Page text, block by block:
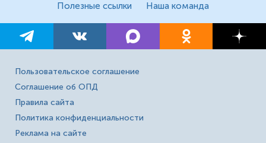
Полезные ссылки Наша команда
Пользовательское соглашение
Соглашение об ОПД
Правила сайта
Политика конфиденциальности
Реклама на сайте